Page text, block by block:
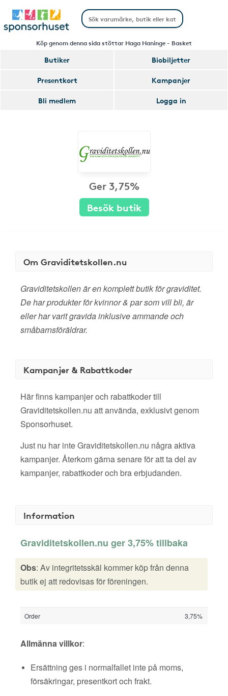
Köp genom denna sida stöttar Haga Haninge - Basket
Butiker
Biobiljetter
Presentkort
Kampanjer
Bli medlem
Logga in
Ger 3,75%
Besök butik
Om Graviditetskollen.nu
Graviditetskollen är en komplett butik för graviditet.
De har produkter för kvinnor & par som vill bli, är
eller har varit gravida inklusive ammande och
småbarnsföräldrar.
Kampanjer & Rabattkoder
Här finns kampanjer och rabattkoder till
Graviditetskollen.nu att använda, exklusivt genom
Sponsorhuset.
Just nu har inte Graviditetskollen.nu några aktiva
kampanjer. Återkom gärna senare för att ta del av
kampanjer, rabattkoder och bra erbjudanden.
Information
Graviditetskollen.nu ger 3,75% tillbaka
Obs: Av integritetsskäl kommer köp från denna
butik ej att redovisas för föreningen.
Order 3,75%
Allmänna villkor:
Ersättning ges i normalfallet inte på moms,
försäkringar, presentkort och frakt.